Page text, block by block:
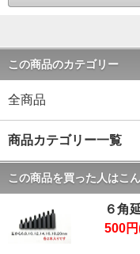
この商品のカテゴリー
全商品
商品カテゴリー一覧
この商品を買った人はこ
６角
500